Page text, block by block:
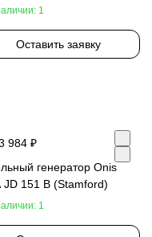
1
Оставить заявку
984 ₽
генератор Onis
JD 151 B (Stamford)
1